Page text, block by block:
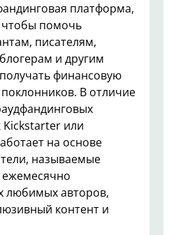
платформа,
чтобы помочь
писателям,
и другим
финансовую
В отличие
Kickstarter или
на основе
называемые
ежемесячно
любимых авторов,
контент и